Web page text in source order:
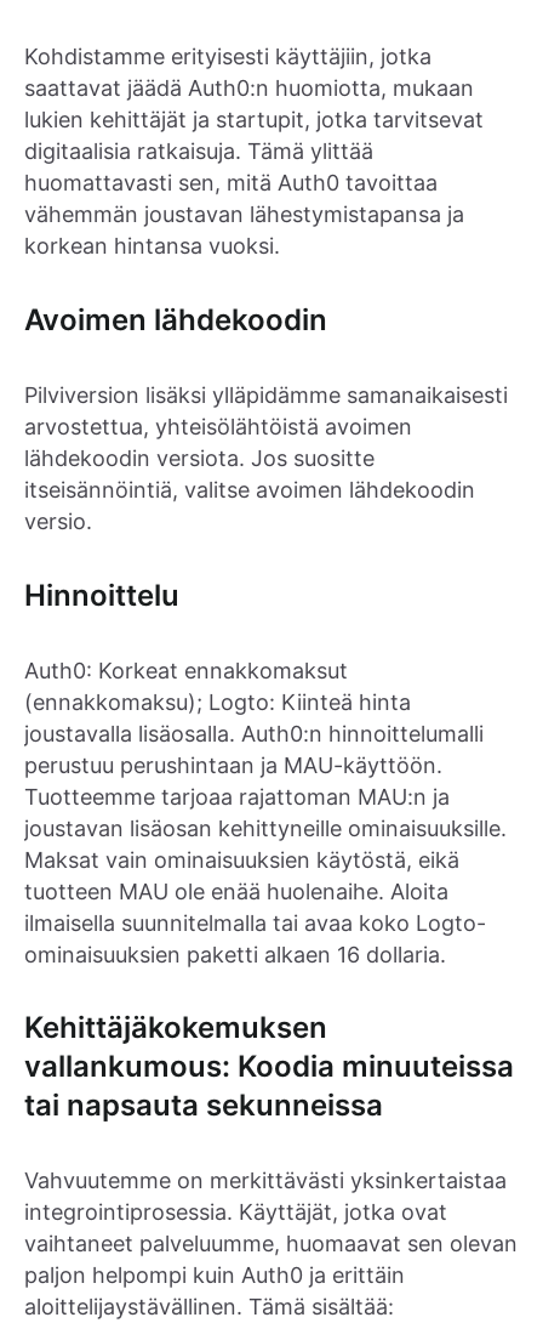
Kohdistamme erityisesti käyttäjiin, jotka
saattavat jäädä Auth0:n huomiotta, mukaan
lukien kehittäjät ja startupit, jotka tarvitsevat
digitaalisia ratkaisuja. Tämä ylittää
huomattavasti sen, mitä Auth0 tavoittaa
vähemmän joustavan lähestymistapansa ja
korkean hintansa vuoksi.
Avoimen lähdekoodin
Pilviversion lisäksi ylläpidämme samanaikaisesti
arvostettua, yhteisölähtöistä avoimen
lähdekoodin versiota. Jos suositte
itseisännöintiä, valitse avoimen lähdekoodin
versio.
Hinnoittelu
Auth0: Korkeat ennakkomaksut
(ennakkomaksu); Logto: Kiinteä hinta
joustavalla lisäosalla. Auth0:n hinnoittelumalli
perustuu perushintaan ja MAU-käyttöön.
Tuotteemme tarjoaa rajattoman MAU:n ja
joustavan lisäosan kehittyneille ominaisuuksille.
Maksat vain ominaisuuksien käytöstä, eikä
tuotteen MAU ole enää huolenaihe. Aloita
ilmaisella suunnitelmalla tai avaa koko Logto-
ominaisuuksien paketti alkaen 16 dollaria.
Kehittäjäkokemuksen
vallankumous: Koodia minuuteissa
tai napsauta sekunneissa
Vahvuutemme on merkittävästi yksinkertaistaa
integrointiprosessia. Käyttäjät, jotka ovat
vaihtaneet palveluumme, huomaavat sen olevan
paljon helpompi kuin Auth0 ja erittäin
aloittelijaystävällinen. Tämä sisältää: